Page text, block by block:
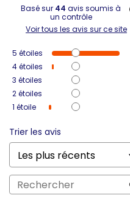
Basé sur 44 avis soumis à
un contrôle
Voir tous les avis sur ce site
5 étoiles
4étoiles
3 étoiles
2étoiles
1 étoile
Trier les avis